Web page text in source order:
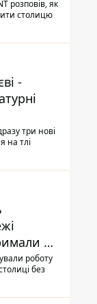
розповів, як
столицю
-
три нові
на тлі
39
роботу
без